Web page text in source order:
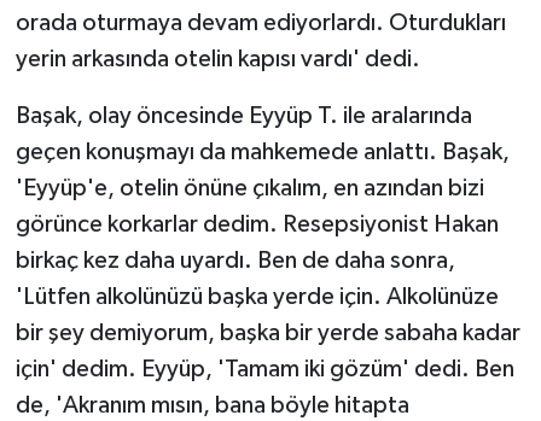
orada oturmaya devam ediyorlardı. Oturdukları
yerin arkasında otelin kapısı vardı' dedi.
Başak, olay öncesinde Eyyüp T. ile aralarında
geçen konuşmayı da mahkemede anlattı. Başak,
'Eyyüp'e, otelin önüne çıkalım, en azından bizi
görünce korkarlar dedim. Resepsiyonist Hakan
birkaç kez daha uyardı. Ben de daha sonra,
'Lütfen alkolünüzü başka yerde için. Alkolünüze
bir şey demiyorum, başka bir yerde sabaha kadar
için' dedim. Eyyüp, 'Tamam iki gözüm' dedi. Ben
de, 'Akranım mısın, bana böyle hitapta